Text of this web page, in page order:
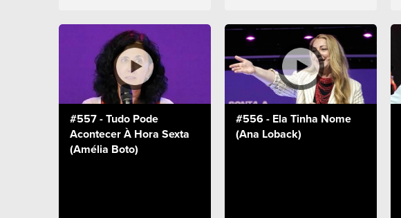
#557 - Tudo Pode
Acontecer À Hora Sexta
(Amélia Boto)
#556 - Ela Tinha Nome
(Ana Loback)